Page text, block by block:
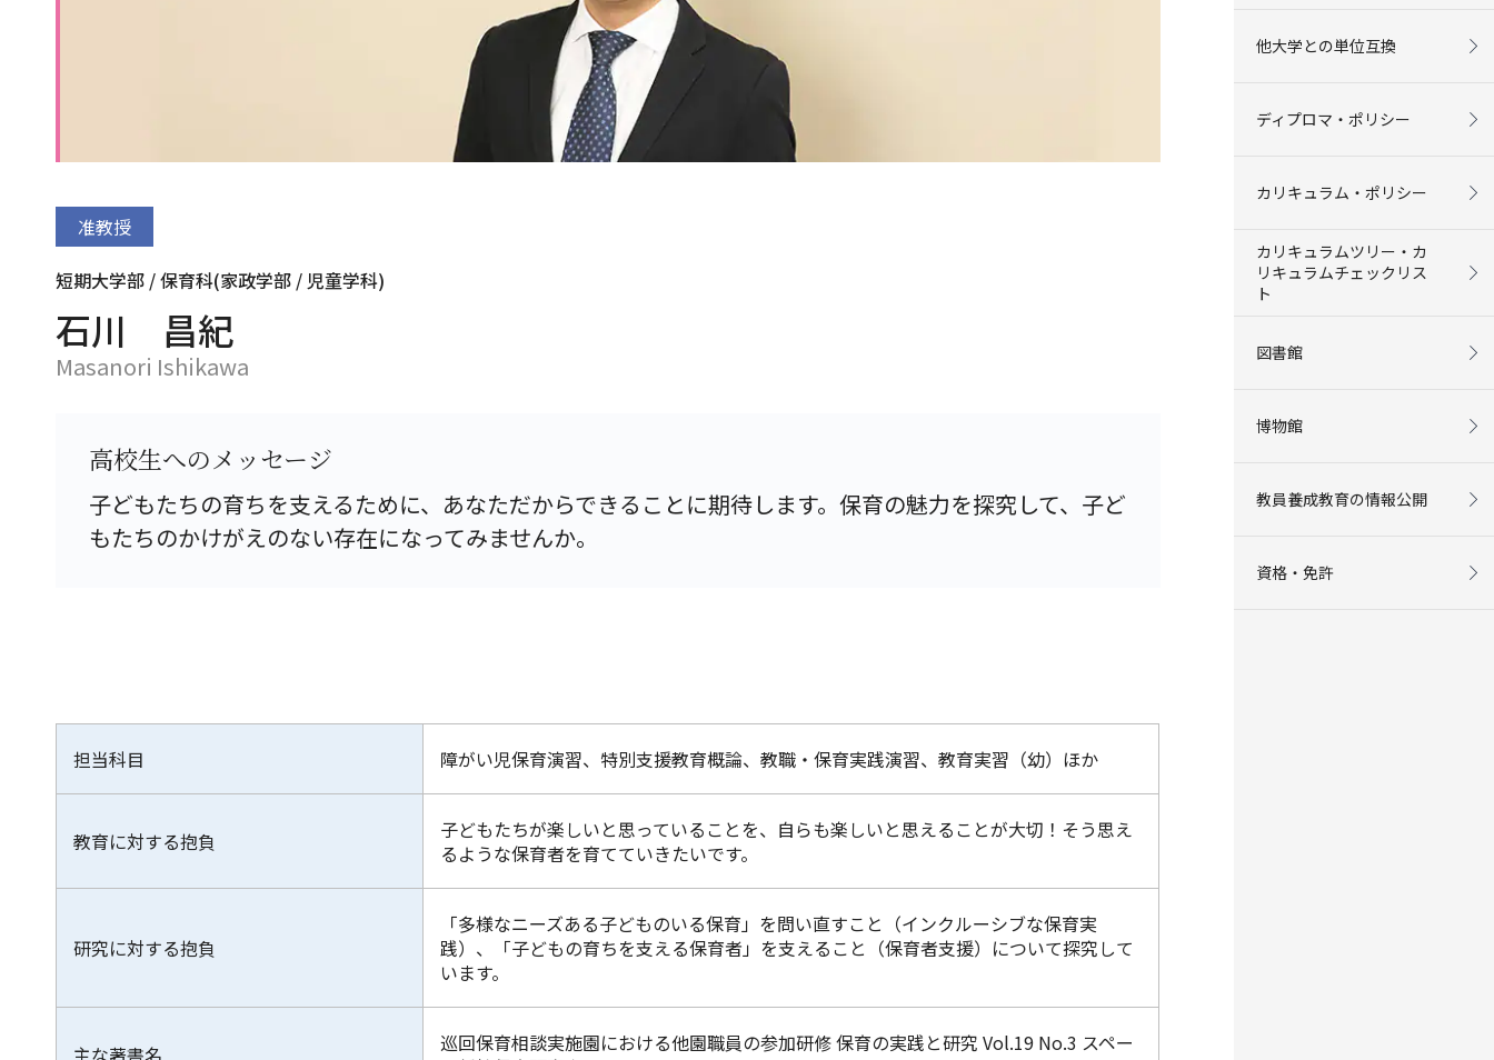
准教授
短期大学部 / 保育科(家政学部 / 児童学科)
石川 昌紀
Masanori Ishikawa
高校生へのメッセージ
子どもたちの育ちを支えるために、あなただからできることに期待します。保育の魅力を探究して、子ど
もたちのかけがえのない存在になってみませんか。
担当科目 障がい児保育演習、特別支援教育概論、教職・保育実践演習、教育実習（幼）ほか
教育に対する抱負
子どもたちが楽しいと思っていることを、自らも楽しいと思えることが大切！そう思え
るような保育者を育てていきたいです。
研究に対する抱負
「多様なニーズある子どものいる保育」を問い直すこと（インクルーシブな保育実
践）、「子どもの育ちを支える保育者」を支えること（保育者支援）について探究して
います。
主な著書名
巡回保育相談実施園における他園職員の参加研修 保育の実践と研究 Vol.19 No.3 スペー
他大学との単位互換
ディプロマ・ポリシー
カリキュラム・ポリシー
カリキュラムツリー・カ
リキュラムチェックリス
ト
図書館
博物館
教員養成教育の情報公開
資格・免許